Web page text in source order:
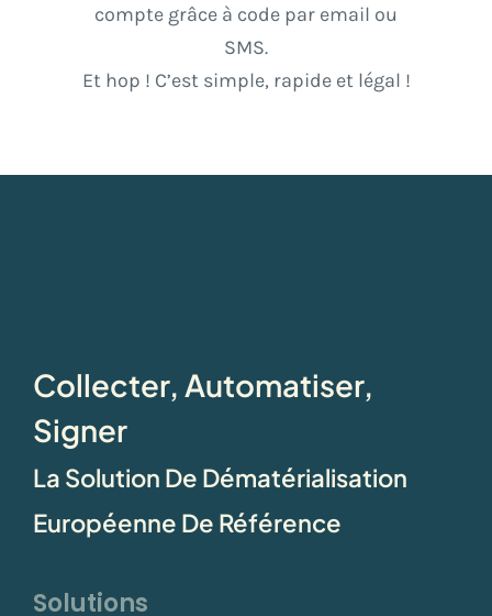
compte grâce à code par email ou
SMS.
Et hop ! C’est simple, rapide et légal !
Collecter, Automatiser,
Signer
La Solution De Dématérialisation
Européenne De Référence
Solutions